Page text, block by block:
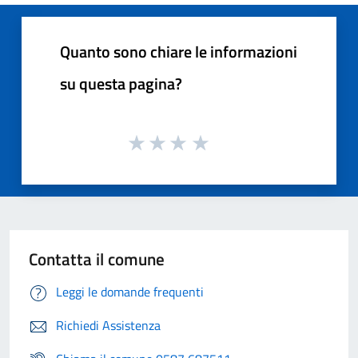
Quanto sono chiare le informazioni
su questa pagina?
Contatta il comune
Leggi le domande frequenti
Richiedi Assistenza